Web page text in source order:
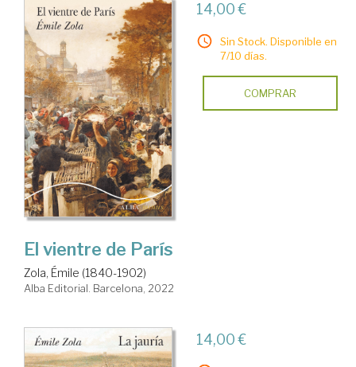
14,00 €
Sin Stock. Disponible en
7/10 días.
COMPRAR
El vientre de París
Zola, Émile (1840-1902)
Alba Editorial. Barcelona, 2022
14,00 €